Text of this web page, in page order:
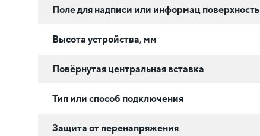
Поле для надписи или информац поверхность
Высота устройства, мм
Повёрнутая центральная вставка
Тип или способ подключения
Защита от перенапряжения